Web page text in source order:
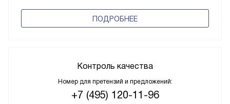
ПОДРОБНЕЕ
Контроль качества
Номер для претензий и предложений:
+7 (495) 120-11-96